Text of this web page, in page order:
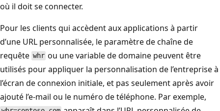
où il doit se connecter.
Pour les clients qui accèdent aux applications à partir
d’une URL personnalisée, le paramètre de chaîne de
requête whr ou une variable de domaine peuvent être
utilisés pour appliquer la personnalisation de l’entreprise à
l’écran de connexion initiale, et pas seulement après avoir
ajouté l’e-mail ou le numéro de téléphone. Par exemple,